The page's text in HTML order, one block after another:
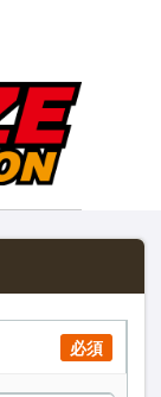
必須